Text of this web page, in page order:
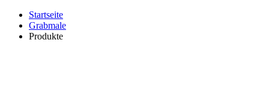
Startseite
Grabmale
Produkte